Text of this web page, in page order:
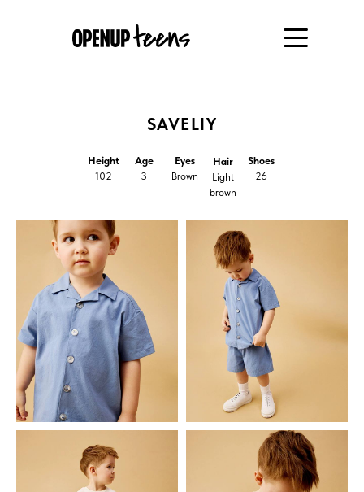
Height
102
Hair
Light
brown
Eyes
Brown
Shoes
26
Age
3
SAVELIY